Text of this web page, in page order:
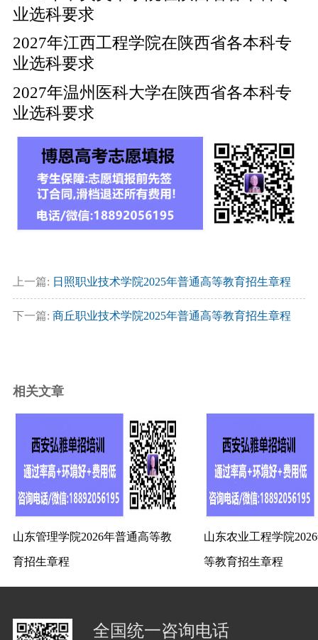
业选科要求
2027年江西工程学院在陕西省各本科专
业选科要求
2027年温州医科大学在陕西省各本科专
业选科要求
上一篇: 日照职业技术学院2025年普通高等教育招生章程
下一篇: 商丘职业技术学院2025年普通高等教育招生章程
相关文章
山东管理学院2026年普通高等教
育招生章程
山东农业工程学院
等教育招生章程
全国统一咨询电话